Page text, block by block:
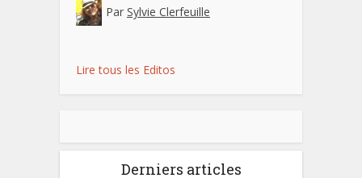
Par Sylvie Clerfeuille
Lire tous les Editos
Derniers articles